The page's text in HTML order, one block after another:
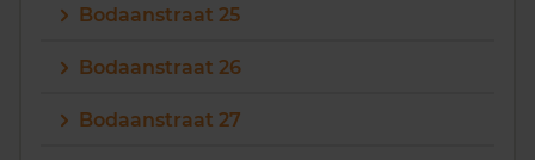
Bodaanstraat 25
Bodaanstraat 26
Bodaanstraat 27